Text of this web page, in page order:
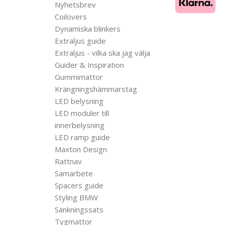
Nyhetsbrev
Coilovers
Dynamiska blinkers
Extraljus guide
Extraljus - vilka ska jag välja
Guider & Inspiration
Gummimattor
Krängningshämmarstag
LED belysning
LED moduler till
innerbelysning
LED ramp guide
Maxton Design
Rattnav
Samarbete
Spacers guide
Styling BMW
Sänkningssats
Tygmattor